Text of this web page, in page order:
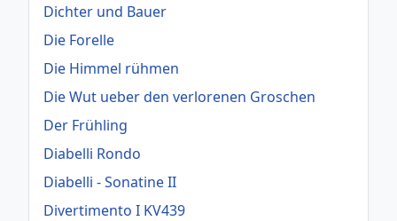
Dichter und Bauer
Die Forelle
Die Himmel rühmen
Die Wut ueber den verlorenen Groschen
Der Frühling
Diabelli Rondo
Diabelli - Sonatine II
Divertimento I KV439